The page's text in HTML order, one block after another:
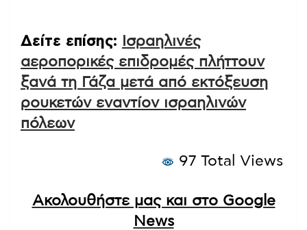
Δείτε επίσης:
Ισραηλινές
αεροπορικές επιδρομές πλήττουν
ξανά τη Γάζα μετά από εκτόξευση
ρουκετών εναντίον ισραηλινών
πόλεων
97 Total Views
Ακολουθήστε μας και στο Google
News